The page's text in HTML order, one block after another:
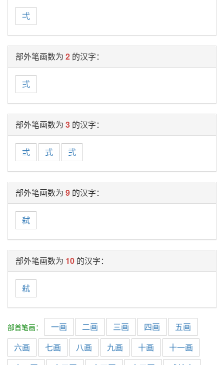
弌
部外笔画数为 2 的汉字：
弍
部外笔画数为 3 的汉字：
弎 式 弐
部外笔画数为 9 的汉字：
弑
部外笔画数为 10 的汉字：
弒
部首笔画： 一画 二画 三画 四画
五画
六画
七画 八画 九画 十画
十一画